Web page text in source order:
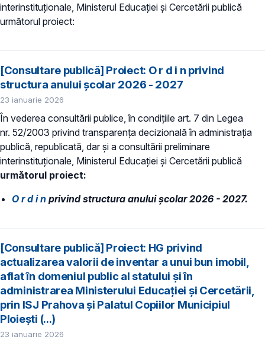
interinstituționale, Ministerul Educaţiei și Cercetării publică
următorul proiect:
[Consultare publică] Proiect: O r d i n privind
structura anului şcolar 2026 - 2027
23 ianuarie 2026
În vederea consultării publice, în condiţiile art. 7 din Legea
nr. 52/2003 privind transparenţa decizională în administraţia
publică, republicată, dar și a consultării preliminare
interinstituționale, Ministerul Educaţiei și Cercetării publică
următorul proiect:
O r d i n privind structura anului şcolar 2026 - 2027.
[Consultare publică] Proiect: HG privind
actualizarea valorii de inventar a unui bun imobil,
aflat în domeniul public al statului și în
administrarea Ministerului Educației și Cercetării,
prin ISJ Prahova și Palatul Copiilor Municipiul
Ploiești (...)
23 ianuarie 2026